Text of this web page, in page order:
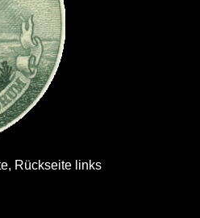
Rückseite links